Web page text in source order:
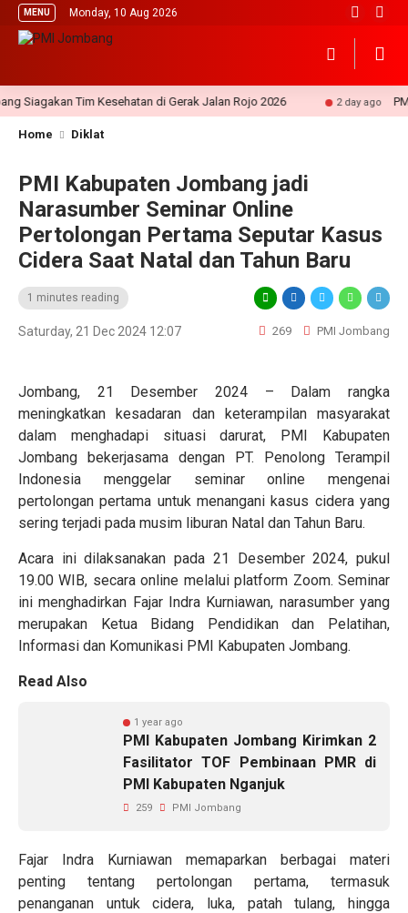
MENU Monday, 10 Aug 2026
Tim Kesehatan di Gerak Jalan Rojo 2026 2 day ago PMI
Home Diklat
PMI Kabupaten Jombang jadi
Narasumber Seminar Online
Pertolongan Pertama Seputar Kasus
Cidera Saat Natal dan Tahun Baru
1 minutes reading
Saturday, 21 Dec 2024 12:07 269 PMI Jombang
Jombang, 21 Desember 2024 – Dalam rangka
meningkatkan kesadaran dan keterampilan masyarakat
dalam menghadapi situasi darurat, PMI Kabupaten
Jombang bekerjasama dengan PT. Penolong Terampil
Indonesia menggelar seminar online mengenai
pertolongan pertama untuk menangani kasus cidera yang
sering terjadi pada musim liburan Natal dan Tahun Baru.
Acara ini dilaksanakan pada 21 Desember 2024, pukul
19.00 WIB, secara online melalui platform Zoom. Seminar
ini menghadirkan Fajar Indra Kurniawan, narasumber yang
merupakan Ketua Bidang Pendidikan dan Pelatihan,
Informasi dan Komunikasi PMI Kabupaten Jombang.
Read Also
1 year ago
PMI Kabupaten Jombang Kirimkan 2
Fasilitator TOF Pembinaan PMR di
PMI Kabupaten Nganjuk
259 PMI Jombang
Fajar Indra Kurniawan memaparkan berbagai materi
penting tentang pertolongan pertama, termasuk
penanganan untuk cidera, luka, patah tulang, hingga